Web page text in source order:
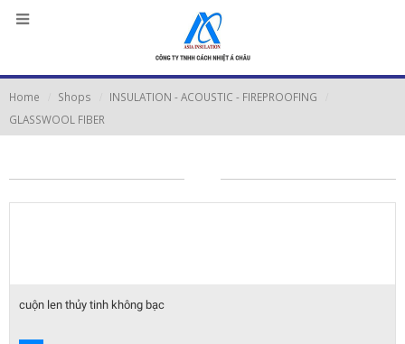
Home Shops
INSULATION - ACOUSTIC - FIREPROOFING
GLASSWOOL FIBER
cuộn len thủy tinh không bạc